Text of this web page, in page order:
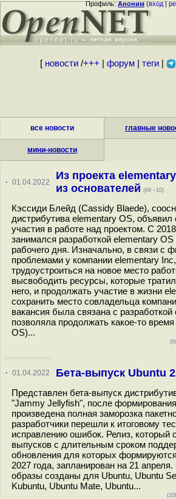
Профиль:Аноним(вход|
[ новости/+++ форум| теги|
все новости главные
мини-новости
· 01.04.2022
Из проекта
из основателей (69 –10)
Кэссиди Блейд (Cassidy Blaede),
дистрибутива elementary OS,
участия в работе над проектом. С
занимался разработкой elementary
рабочего дня. Изначально, в связи с
проблемами у компании elementary
трудоустроиться на новое место
высвободить ресурсы, которые
него, и продолжать участие в жизни
сохранить место совладельца
вакансия была связана с разработкой
позволяла продолжать какое-то
OS)...
· 01.04.2022 Бета-выпуск Ubuntu
Представлен бета-выпуск
"Jammy Jellyfish", после формирования
произведена полная заморозка
разработчики перешли к итоговому
исправлению ошибок. Релиз, который
выпусков с длительным сроком
обновления для которых
2027 года, запланирован на 21
образы созданы для Ubuntu, Ubuntu
Kubuntu, Ubuntu Mate, Ubuntu...